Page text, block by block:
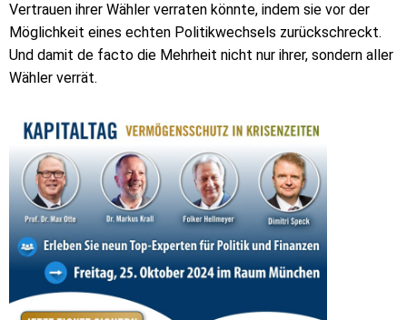
Vertrauen ihrer Wähler verraten könnte, indem sie vor der
Möglichkeit eines echten Politikwechsels zurückschreckt.
Und damit de facto die Mehrheit nicht nur ihrer, sondern aller
Wähler verrät.